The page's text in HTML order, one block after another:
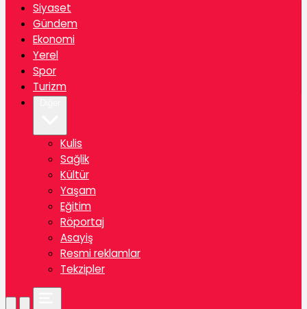
Siyaset
Gündem
Ekonomi
Yerel
Spor
Turizm
Kulis
Sağlik
Kültür
Yaşam
Eğitim
Röportaj
Asayiş
Resmi reklamlar
Tekzipler